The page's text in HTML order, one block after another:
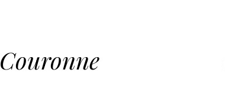
Couronne